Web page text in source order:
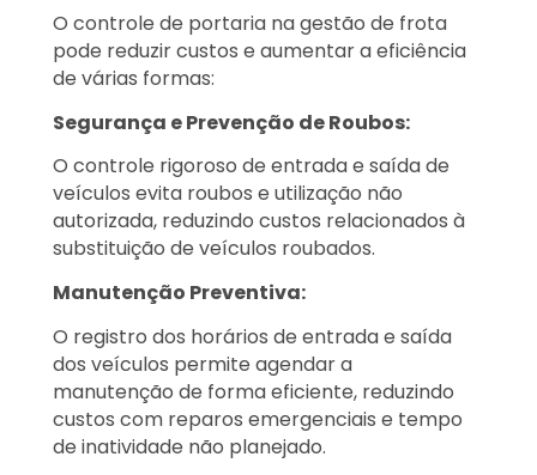
O controle de portaria na gestão de frota
pode reduzir custos e aumentar a eficiência
de várias formas:
Segurança e Prevenção de Roubos:
O controle rigoroso de entrada e saída de
veículos evita roubos e utilização não
autorizada, reduzindo custos relacionados à
substituição de veículos roubados.
Manutenção Preventiva:
O registro dos horários de entrada e saída
dos veículos permite agendar a
manutenção de forma eficiente, reduzindo
custos com reparos emergenciais e tempo
de inatividade não planejado.